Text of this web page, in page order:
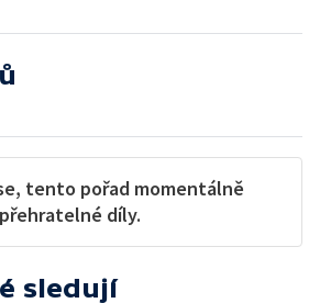
tento pořad momentálně
díly.
sledují